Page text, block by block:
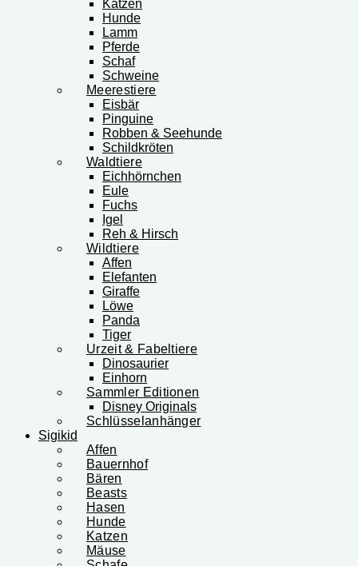
Katzen
Hunde
Lamm
Pferde
Schaf
Schweine
Meerestiere
Eisbär
Pinguine
Robben & Seehunde
Schildkröten
Waldtiere
Eichhörnchen
Eule
Fuchs
Igel
Reh & Hirsch
Wildtiere
Affen
Elefanten
Giraffe
Löwe
Panda
Tiger
Urzeit & Fabeltiere
Dinosaurier
Einhorn
Sammler Editionen
Disney Originals
Schlüsselanhänger
Sigikid
Affen
Bauernhof
Bären
Beasts
Hasen
Hunde
Katzen
Mäuse